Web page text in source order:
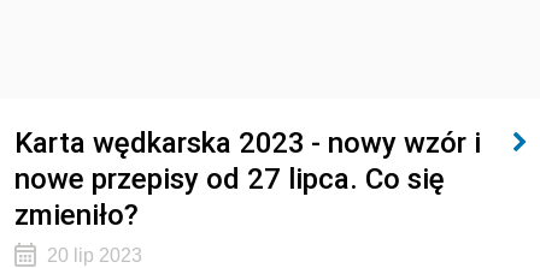
Karta wędkarska 2023 - nowy wzór i
nowe przepisy od 27 lipca. Co się
zmieniło?
20 lip 2023